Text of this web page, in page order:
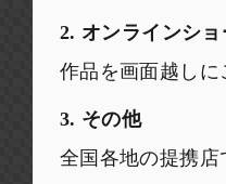
2. オンラインショ
作品を画面越しに
3. その他
全国各地の提携店